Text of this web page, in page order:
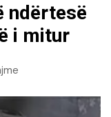
ndërtesë
i mitur